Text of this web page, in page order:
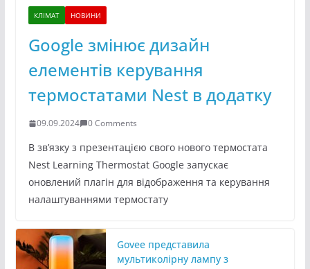
КЛІМАТ НОВИНИ
Google змінює дизайн
елементів керування
термостатами Nest в додатку
09.09.2024 0 Comments
В зв’язку з презентацією свого нового термостата
Nest Learning Thermostat Google запускає
оновлений плагін для відображення та керування
налаштуваннями термостату
Govee представила
мультиколірну лампу з